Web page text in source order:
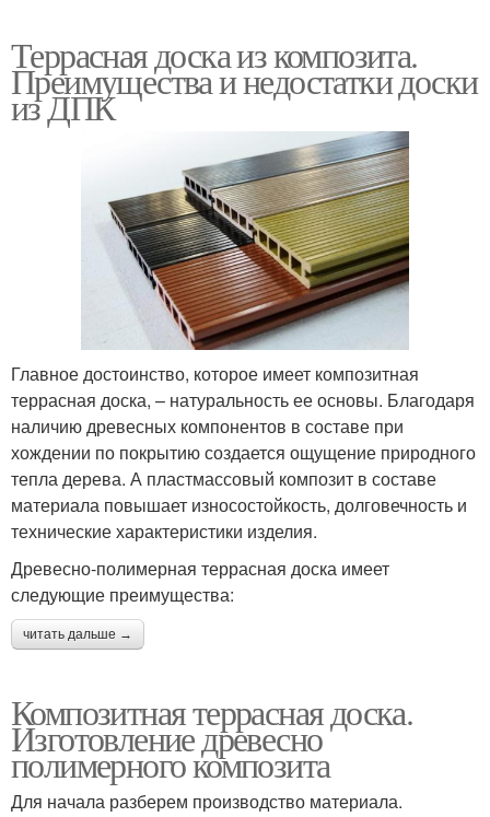
Террасная доска из композита.
Преимущества и недостатки доски
из ДПК
Главное достоинство, которое имеет композитная
террасная доска, – натуральность ее основы. Благодаря
наличию древесных компонентов в составе при
хождении по покрытию создается ощущение природного
тепла дерева. А пластмассовый композит в составе
материала повышает износостойкость, долговечность и
технические характеристики изделия.
Древесно-полимерная террасная доска имеет
следующие преимущества:
читать дальше →
Композитная террасная доска.
Изготовление древесно
полимерного композита
Для начала разберем производство материала.